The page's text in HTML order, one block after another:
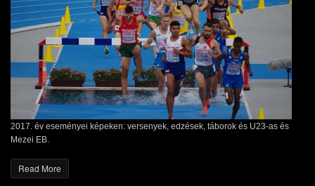
2017. év eseményei képeken: versenyek, edzések, táborok és U23-as és
Mezei EB.
Read More